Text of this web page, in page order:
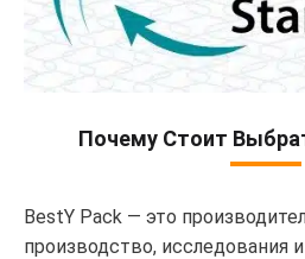
Почему Стоит
BestY Pack — это
производство,